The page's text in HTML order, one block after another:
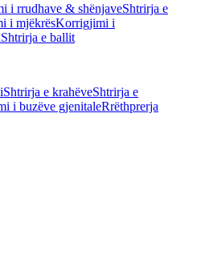
i rrudhave & shënjaveShtrirja e
i mjëkrësKorrigjimi i
Shtrirja e ballit
Shtrirja e krahëveShtrirja e
i buzëve gjenitaleRrëthprerja